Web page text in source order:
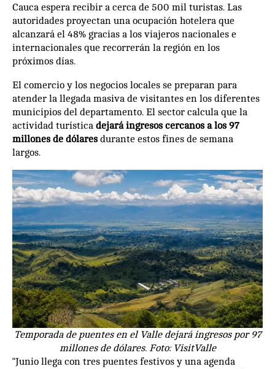
Cauca espera recibir a cerca de 500 mil turistas. Las
autoridades proyectan una ocupación hotelera que
alcanzará el 48% gracias a los viajeros nacionales e
internacionales que recorrerán la región en los
próximos días.
El comercio y los negocios locales se preparan para
atender la llegada masiva de visitantes en los diferentes
municipios del departamento. El sector calcula que la
actividad turística dejará ingresos cercanos a los 97
millones de dólaresdurante estos fines de semana
largos.
Temporada de puentes en el Valle dejará ingresos por 97
millones de dólares. Foto: VisitValle
“Junio llega con tres puentes festivos y una agenda